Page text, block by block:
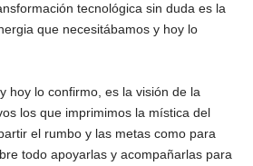
tecnológica sin duda es la
que necesitábamos y hoy lo
hoy lo confirmo, es la visión de la
los que imprimimos la mística del
el rumbo y las metas como para
todo apoyarlas y acompañarlas para